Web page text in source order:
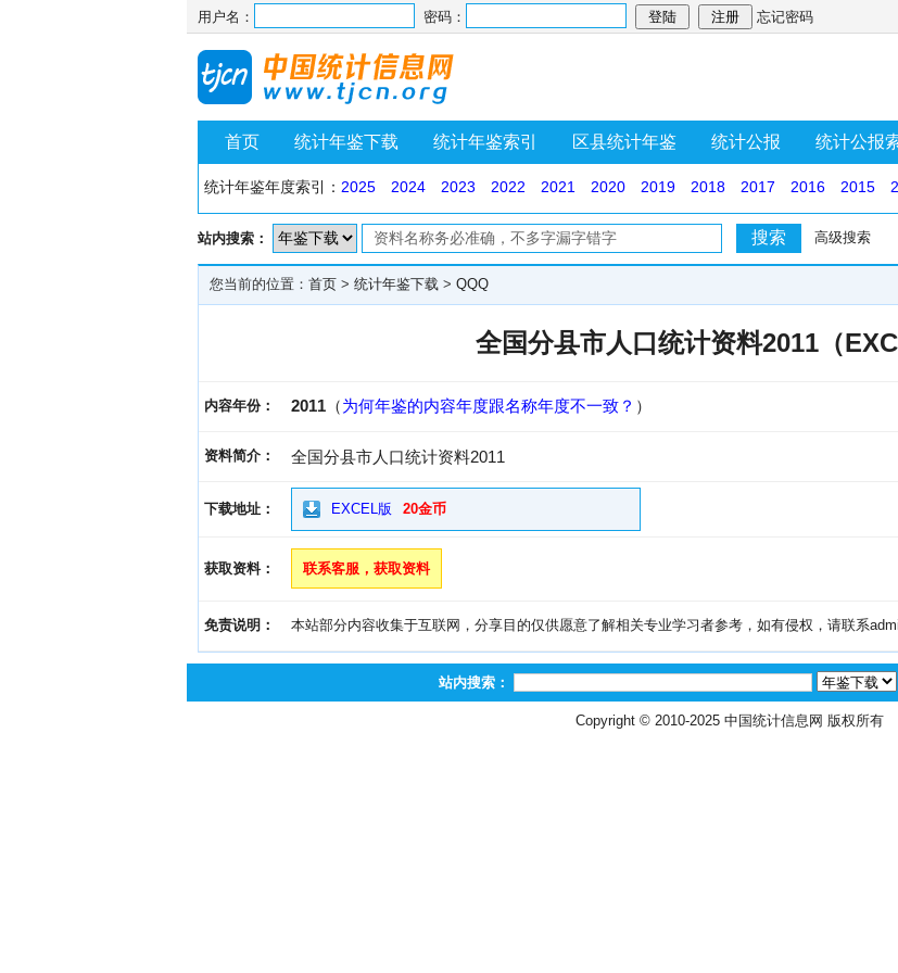
用户名： 密码： 忘记密码
首页 统计年鉴下载 统计年鉴索引 区县统计年鉴 统计公报 统计公报
统计年鉴年度索引： 2025 2024 2023 2022 2021 2020 2019 2018 2017 2016 2015
站内搜索： 高级搜索
您当前的位置： 首页 > 统计年鉴下载 > QQQ
全国分县市人口统计资料2011（
内容年份： 2011 （为何年鉴的内容年度跟名称年度不一致？ ）
资料简介： 全国分县市人口统计资料2011
下载地址： EXCEL版 20金币
获取资料： 联系客服，获取资料
免责说明： 本站部分内容收集于互联网，分享目的仅供愿意了解相关专业学习者参考，如有侵权，请联系
站内搜索：
Copyright © 2010-2025 中国统计信息网 版权所有